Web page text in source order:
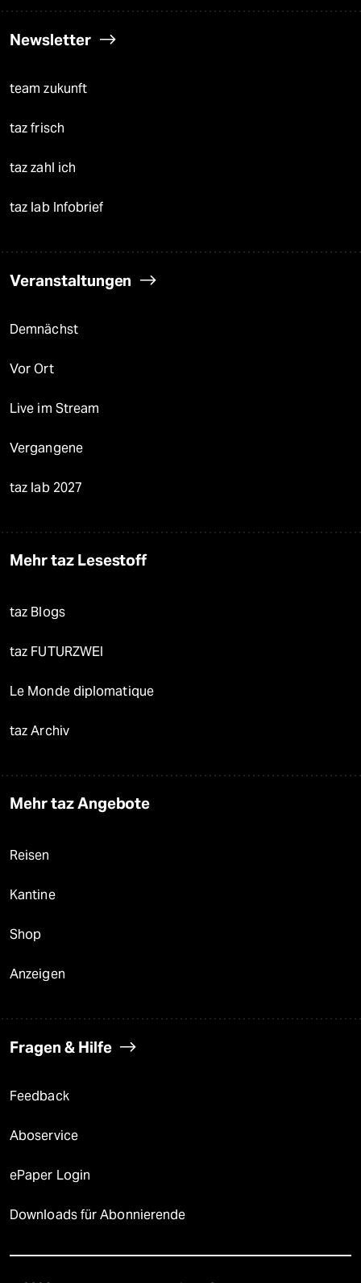
Newsletter
team zukunft
taz frisch
taz zahl ich
taz lab Infobrief
Veranstaltungen
Demnächst
Vor Ort
Live im Stream
Vergangene
taz lab 2027
Mehr taz Lesestoff
taz Blogs
taz FUTURZWEI
Le Monde diplomatique
taz Archiv
Mehr taz Angebote
Reisen
Kantine
Shop
Anzeigen
Fragen & Hilfe
Feedback
Aboservice
ePaper Login
Downloads für Abonnierende